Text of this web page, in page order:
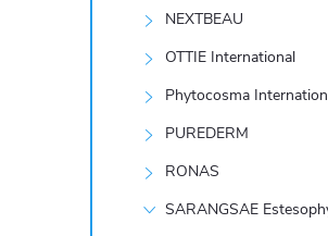
NEXTBEAU
OTTIE International
Phytocosma
PUREDERM
RONAS
SARANGSAE